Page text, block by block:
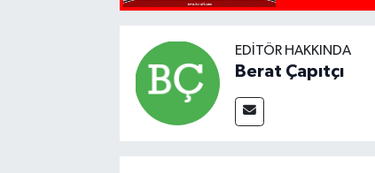
EDITÖR HAKKINDA
Berat Çapıtçı